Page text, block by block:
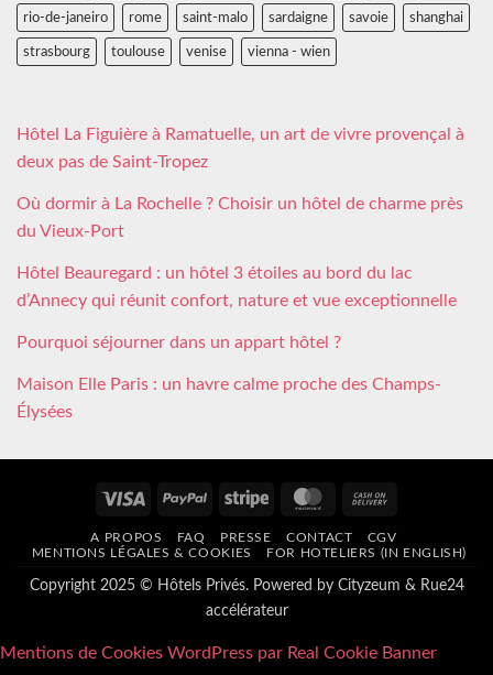
rio-de-janeiro rome saint-malo sardaigne savoie shanghai
strasbourg toulouse venise vienna - wien
Hôtel La Figuière à Ramatuelle, un art de vivre provençal à
deux pas de Saint-Tropez
Où dormir à La Rochelle ? Choisir un hôtel de charme près
du Vieux-Port
Hôtel Beauregard : un hôtel 3 étoiles au bord du lac
d’Annecy qui réunit confort, nature et vue exceptionnelle
Pourquoi séjourner dans un appart hôtel ?
Maison Elle Paris : un havre calme proche des Champs-
Élysées
Visa PayPal Stripe MasterCard
Delivery
A PROPOS FAQ PRESSE CONTACT
CGV
MENTIONS LÉGALES & COOKIES
FOR HOTELIERS (IN ENGLISH)
Copyright 2025 © Hôtels Privés. Powered by Cityzeum & Rue24
accélérateur
Mentions de Cookies WordPress par Real Cookie Banner